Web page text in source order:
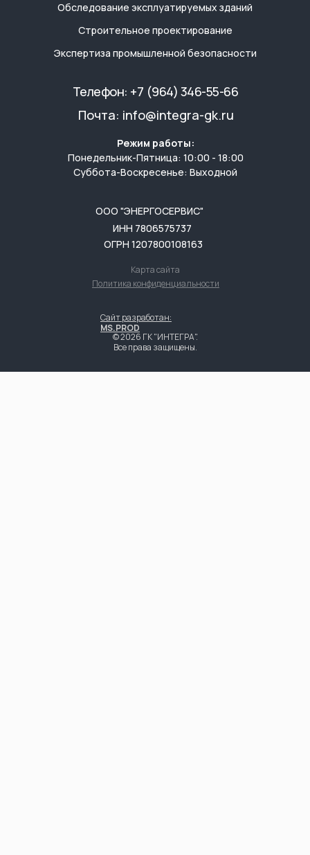
© 2026 ГК "ИНТЕГРА".
Все права защищены.
Сайт разработан:
MS.PROD
Строительное проектирование
Экспертиза промышленной безопасности
Политика конфиденциальности
Обследование эксплуатируемых зданий
Телефон: +7 (964) 346-55-66
Режим работы:
Понедельник-Пятница: 10:00 - 18:00
Суббота-Воскресенье: Выходной
Карта сайта
ИНН 7806575737
ОГРН 1207800108163
Почта: info@integra-gk.ru
ООО "ЭНЕРГОСЕРВИС"